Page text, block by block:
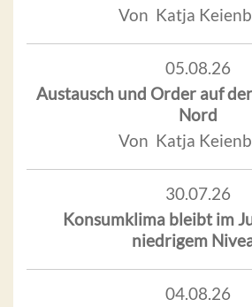
Von Katja
05.08.26
Austausch und Order auf
Nord
Von Katja
30.07.26
Konsumklima bleibt im
niedrigem
04.08.26